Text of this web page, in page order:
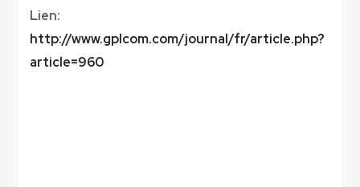
Lien:
http://www.gplcom.com/journal/fr/article.php?
article=960